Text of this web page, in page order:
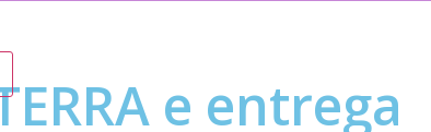
e entrega